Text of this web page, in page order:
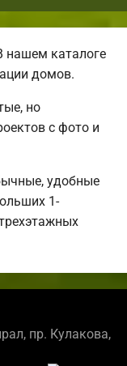
каталоге
домов.
но
с фото и
удобные
1-
пр. Кулакова,